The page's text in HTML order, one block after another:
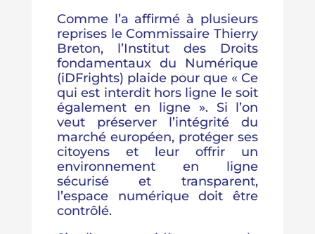
Comme l’a affirmé à plusieurs
reprises le Commissaire Thierry
Breton, l’Institut des Droits
fondamentaux du Numérique
(iDFrights) plaide pour que « Ce
qui est interdit hors ligne le soit
également en ligne ». Si l’on
veut préserver l’intégrité du
marché européen, protéger ses
citoyens et leur offrir un
environnement en ligne
sécurisé et transparent,
l’espace numérique doit être
contrôlé.